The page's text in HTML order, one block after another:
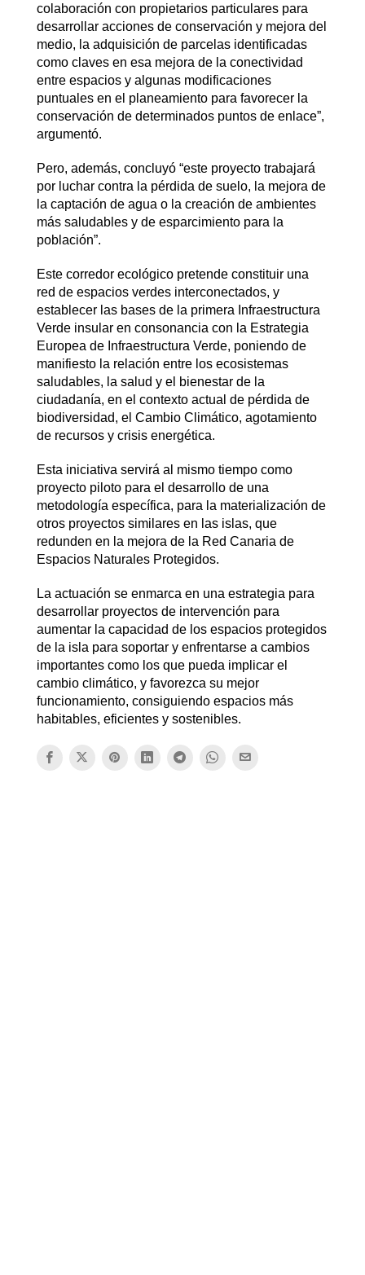
colaboración con propietarios particulares para
desarrollar acciones de conservación y mejora del
medio, la adquisición de parcelas identificadas
como claves en esa mejora de la conectividad
entre espacios y algunas modificaciones
puntuales en el planeamiento para favorecer la
conservación de determinados puntos de enlace”,
argumentó.
Pero, además, concluyó “este proyecto trabajará
por luchar contra la pérdida de suelo, la mejora de
la captación de agua o la creación de ambientes
más saludables y de esparcimiento para la
población”.
Este corredor ecológico pretende constituir una
red de espacios verdes interconectados, y
establecer las bases de la primera Infraestructura
Verde insular en consonancia con la Estrategia
Europea de Infraestructura Verde, poniendo de
manifiesto la relación entre los ecosistemas
saludables, la salud y el bienestar de la
ciudadanía, en el contexto actual de pérdida de
biodiversidad, el Cambio Climático, agotamiento
de recursos y crisis energética.
Esta iniciativa servirá al mismo tiempo como
proyecto piloto para el desarrollo de una
metodología específica, para la materialización de
otros proyectos similares en las islas, que
redunden en la mejora de la Red Canaria de
Espacios Naturales Protegidos.
La actuación se enmarca en una estrategia para
desarrollar proyectos de intervención para
aumentar la capacidad de los espacios protegidos
de la isla para soportar y enfrentarse a cambios
importantes como los que pueda implicar el
cambio climático, y favorezca su mejor
funcionamiento, consiguiendo espacios más
habitables, eficientes y sostenibles.